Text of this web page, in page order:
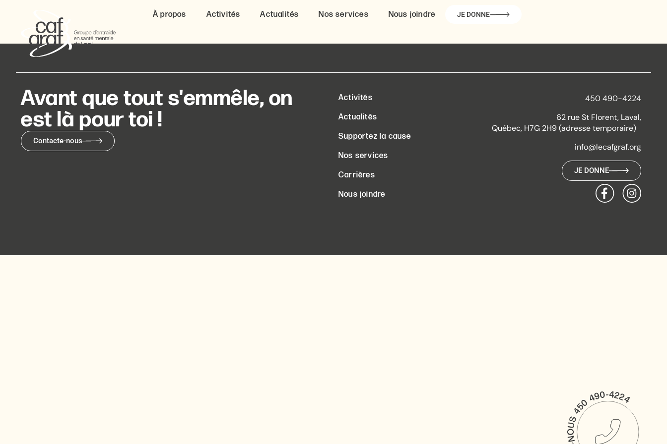
À propos Activités Actualités Nos services Nous joindre JE DONNE
Avant que tout s'emmêle, on
est là pour toi !
Contacte-nous
Activités
Actualités
Supportez la cause
Nos services
Carrières
Nous joindre
450 490-4224
62 rue St Florent, Laval,
Québec, H7G 2H9 (adresse temporaire)
info@lecafgraf.org
JE DONNE